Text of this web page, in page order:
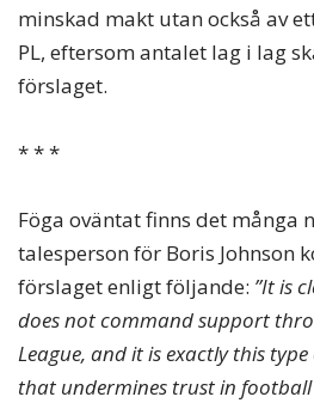
minskad makt utan också av
PL, eftersom antalet lag i lag
förslaget.
* * *
Föga oväntat finns det många
talesperson för Boris Johnson
förslaget enligt följande: ”It is
does not command support
League, and it is exactly this
that undermines trust in football